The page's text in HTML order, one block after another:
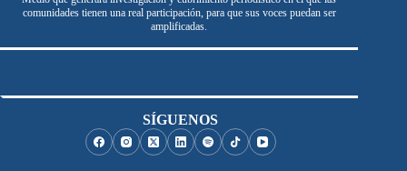
comunidades tienen una real participación, para que sus voces puedan ser
amplificadas.
SÍGUENOS